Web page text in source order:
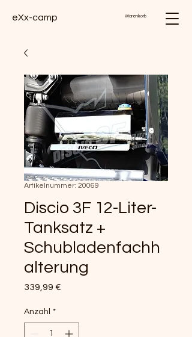
eXx-camp Warenkorb
Artikelnummer: 20069
Discio 3F 12-Liter-
Tanksatz +
Schubladenfachh
alterung
339,99 €
Anzahl *